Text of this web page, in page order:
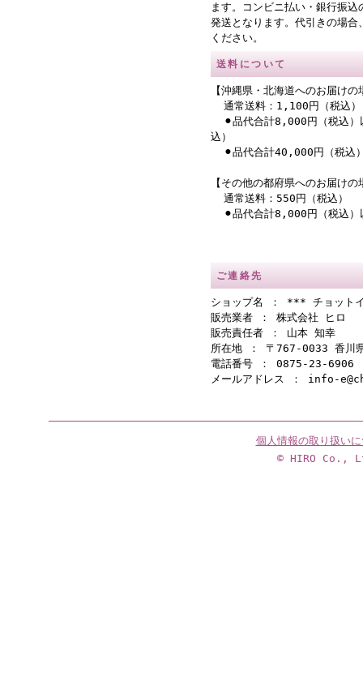
ます。コンビニ払い・銀行振
発送となります。代引きの場合
ください。
送料について
【沖縄県・北海道へのお届けの
通常送料：1,100円（税込）
⚫︎品代合計8,000円（税込）
込）
⚫︎品代合計40,000円（税込
【その他の都府県へのお届けの
通常送料：550円（税込）
⚫︎品代合計8,000円（税込）
ご連絡先
ショップ名 ： *** チョット
販売業者 ： 株式会社 ヒロ
販売責任者 ： 山本 知幸
所在地 ： 〒767-0033 香川
電話番号 ： 0875-23-6906
メールアドレス ： info-
個人情報の取り扱い
© HIRO Co.,